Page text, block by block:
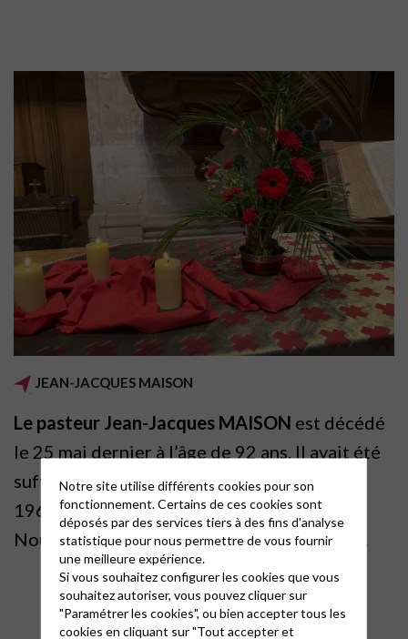
JEAN-JACQUES MAISON
Le pasteur Jean-Jacques MAISON est décédé
le 25 mai dernier à l’âge de 92 ans. Il avait été
suffragant jeunesse à l’Oratoire de 1960 à
1963, puis pasteur en titre de 1984 à 1994.
Nous pensons à sa familles et à ses proches.
Notre site utilise différents cookies pour son
fonctionnement. Certains de ces cookies sont
déposés par des services tiers à des fins d'analyse
statistique pour nous permettre de vous fournir
une meilleure expérience.
Si vous souhaitez configurer les cookies que vous
souhaitez autoriser, vous pouvez cliquer sur
"Paramétrer les cookies", ou bien accepter tous les
cookies en cliquant sur "Tout accepter et